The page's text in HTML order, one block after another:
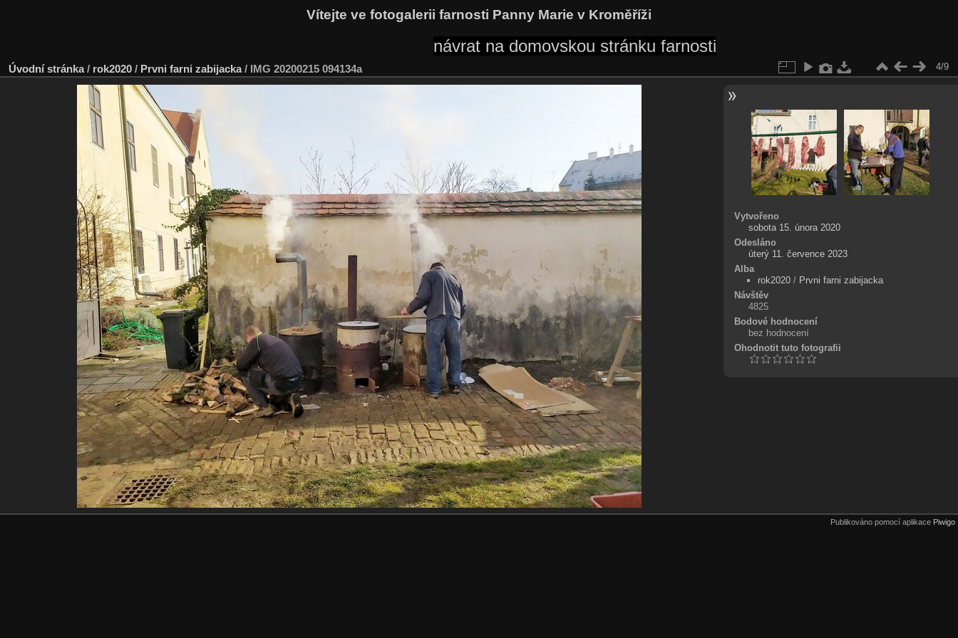
Vítejte ve fotogalerii farnosti Panny Marie v Kroměříži
návrat na domovskou stránku farnosti
Úvodní stránka/ rok2020 / Prvni farni zabijacka/ IMG 20200215 094134a 4/9
Vytvořeno
sobota 15. února 2020
Odesláno
úterý 11. července 2023
Alba
rok2020/ Prvni farni zabijacka
Návštěv
4825
Bodové hodnocení
bez hodnocení
Ohodnotit tuto fotografii
Publikováno pomocí aplikace Piwigo